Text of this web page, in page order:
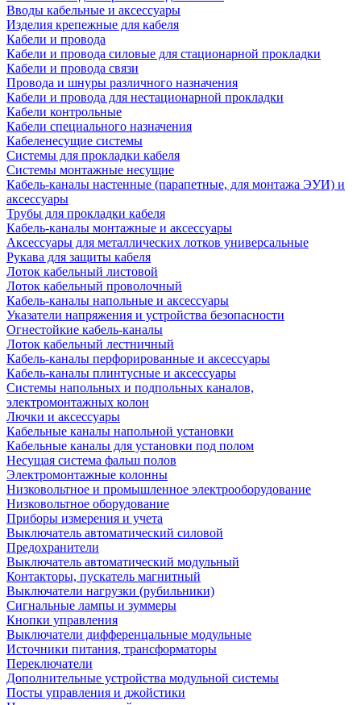
Вводы кабельные и аксессуары
Изделия крепежные для кабеля
Кабели и провода
Кабели и провода силовые для стационарной прокладки
Кабели и провода связи
Провода и шнуры различного назначения
Кабели и провода для нестационарной прокладки
Кабели контрольные
Кабели специального назначения
Кабеленесущие системы
Системы для прокладки кабеля
Системы монтажные несущие
Кабель-каналы настенные (парапетные, для монтажа ЭУИ) и
аксессуары
Трубы для прокладки кабеля
Кабель-каналы монтажные и аксессуары
Аксессуары для металлических лотков универсальные
Рукава для защиты кабеля
Лоток кабельный листовой
Лоток кабельный проволочный
Кабель-каналы напольные и аксессуары
Указатели напряжения и устройства безопасности
Огнестойкие кабель-каналы
Лоток кабельный лестничный
Кабель-каналы перфорированные и аксессуары
Кабель-каналы плинтусные и аксессуары
Системы напольных и подпольных каналов,
электромонтажных колон
Лючки и аксессуары
Кабельные каналы напольной установки
Кабельные каналы для установки под полом
Несущая система фальш полов
Электромонтажные колонны
Низковольтное и промышленное электрооборудование
Низковольтное оборудование
Приборы измерения и учета
Выключатель автоматический силовой
Предохранители
Выключатель автоматический модульный
Контакторы, пускатель магнитный
Выключатели нагрузки (рубильники)
Сигнальные лампы и зуммеры
Кнопки управления
Выключатели дифференцальные модульные
Источники питания, трансформаторы
Переключатели
Дополнительные устройства модульной системы
Посты управления и джойстики